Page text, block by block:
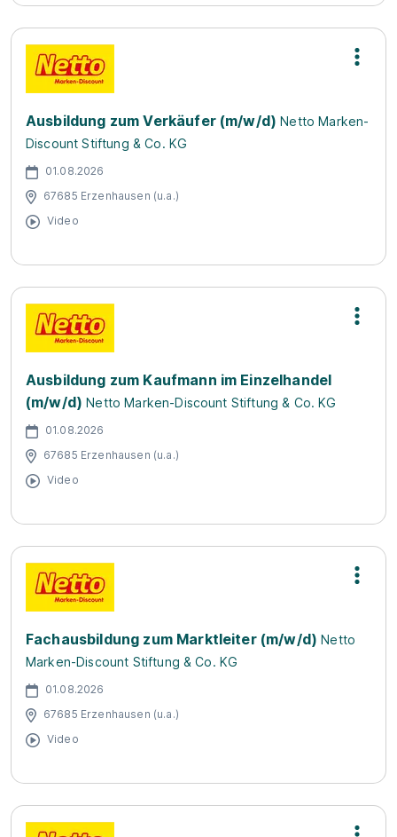
Ausbildung zum Verkäufer (m/w/d) Netto Marken-
Discount Stiftung & Co. KG
01.08.2026
67685 Erzenhausen (u.a.)
Video
Ausbildung zum Kaufmann im Einzelhandel
(m/w/d) Netto Marken-Discount Stiftung & Co. KG
01.08.2026
67685 Erzenhausen (u.a.)
Video
Fachausbildung zum Marktleiter (m/w/d) Netto
Marken-Discount Stiftung & Co. KG
01.08.2026
67685 Erzenhausen (u.a.)
Video